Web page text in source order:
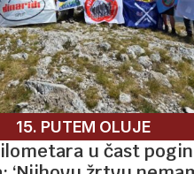
15. PUTEM OLUJE
u čast